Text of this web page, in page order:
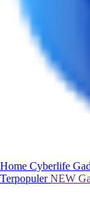
Home Cyberlife
TerpopulerNEW